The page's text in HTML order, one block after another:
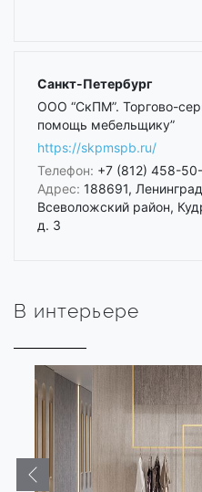
Санкт-Петербург
ООО “СкПМ”. Торгово-
помощь мебельщику”
https://skpmspb.ru/
Телефон: +7 (812) 458-
Адрес: 188691,
Всеволожский район,
д. 3
В интерьере